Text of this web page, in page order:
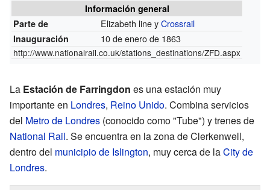
Información general
Parte de
Elizabeth line yCrossrail
Inauguración 10 de enero de 1863
http://www.nationalrail.co.uk/stations_destinations/ZFD.aspx
La Estación de Farringdon es una estación muy
importante en Londres, Reino Unido. Combina servicios
del Metro de Londres (conocido como "Tube") y trenes de
National Rail. Se encuentra en la zona de Clerkenwell,
dentro del municipio de Islington, muy cerca de laCity de
Londres.